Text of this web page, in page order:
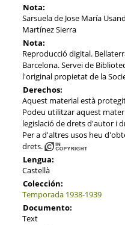
Nota:
Sarsuela de Jose María
Martínez Sierra
Nota:
Reproducció digital.
Barcelona. Servei de
l'original propietat de la
Derechos:
Aquest material està
Podeu utilitzar aquest
legislació de drets d'autor i
Per a d'altres usos heu
drets.
Lengua:
Castellà
Colección:
Temporada 1938-1939
Documento:
Text